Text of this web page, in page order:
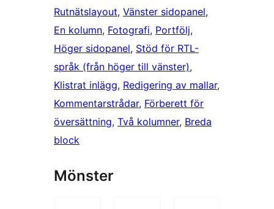
Rutnätslayout, Vänster sidopanel
En kolumn, Fotografi, Portfölj
Höger sidopanel, Stöd för RTL-
språk (från höger till vänster)
Klistrat inlägg, Redigering av mallar
Kommentarstrådar, Förberett för
översättning, Två kolumner, Breda
block
Mönster